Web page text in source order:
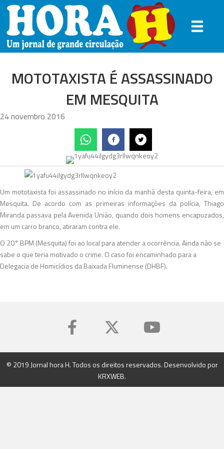
MOTOTAXISTA É ASSASSINADO
EM MESQUITA
24 novembro 2016
Um mototaxista foi assassinado no início da manhã desta quinta-feira, em
Mesquita. De acordo com as primeiras informações da polícia, Thiago
Miranda passava pela Avenida União, quando dois homens encapuzados,
em um carro branco, atiraram contra ele.
O 20° BPM (Mesquita) foi ao local para atender a ocorrência. Ainda não se
sabe o que teria motivado o crime. O caso foi encaminhado para a
Delegacia de Homicídios da Baixada Fluminense (DHBF).
© 2019 Jornal hora H. Todos os direitos reservados. Desenvolvido por
KRXWEB.